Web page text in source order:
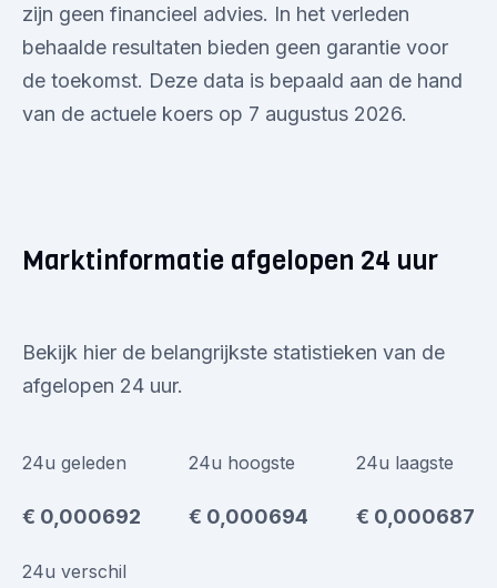
zijn geen financieel advies. In het verleden
behaalde resultaten bieden geen garantie voor
de toekomst. Deze data is bepaald aan de hand
van de actuele koers op 7 augustus 2026.
Marktinformatie afgelopen 24 uur
Bekijk hier de belangrijkste statistieken van de
afgelopen 24 uur.
24u geleden
€ 0,000692
24u hoogste
€ 0,000694
24u laagste
€ 0,000687
24u verschil